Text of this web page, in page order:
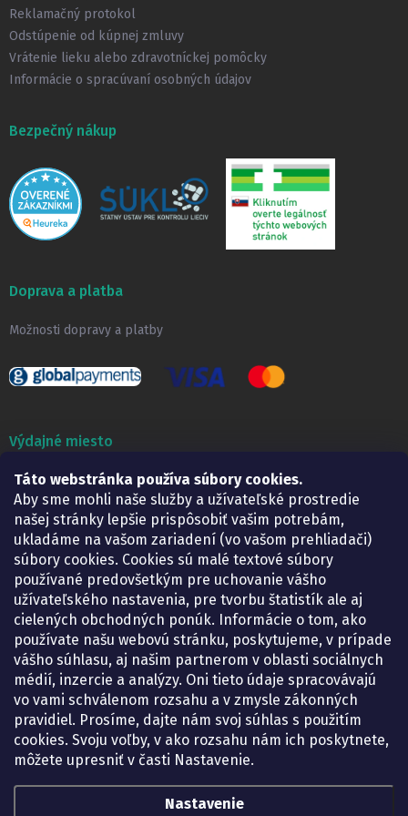
Táto webstránka používa súbory cookies.
Aby sme mohli naše služby a užívateľské prostredie
našej stránky lepšie prispôsobiť vašim potrebám,
ukladáme na vašom zariadení (vo vašom prehliadači)
súbory cookies. Cookies sú malé textové súbory
používané predovšetkým pre uchovanie vášho
užívateľského nastavenia, pre tvorbu štatistík ale aj
cielených obchodných ponúk. Informácie o tom, ako
používate našu webovú stránku, poskytujeme, v prípade
vášho súhlasu, aj našim partnerom v oblasti sociálnych
médií, inzercie a analýzy. Oni tieto údaje spracovávajú
vo vami schválenom rozsahu a v zmysle zákonných
pravidiel. Prosíme, dajte nám svoj súhlas s použitím
cookies. Svoju voľby, v ako rozsahu nám ich poskytnete,
môžete upresniť v časti Nastavenie.
Nastavenie
Reklamačný protokol
Odstúpenie od kúpnej zmluvy
Vrátenie lieku alebo zdravotníckej pomôcky
Informácie o spracúvaní osobných údajov
Bezpečný nákup
Doprava a platba
Možnosti dopravy a platby
Výdajné miesto
Lekáreň ADONAI
Košice – Smetanova 2
Pondelok:
07.30 – 15.30 h.
Utorok:
07.30 – 16.00 h.
Streda:
07.30 – 16.00 h.
Štvrtok:
07.30 – 15.30 h.
Piatok:
07.30 – 15.30 h.
KONTAKT
eshop@lekarenadonai.sk
+421 948 203 203
Nájdete nás na Facebooku.
lekarenadonai/